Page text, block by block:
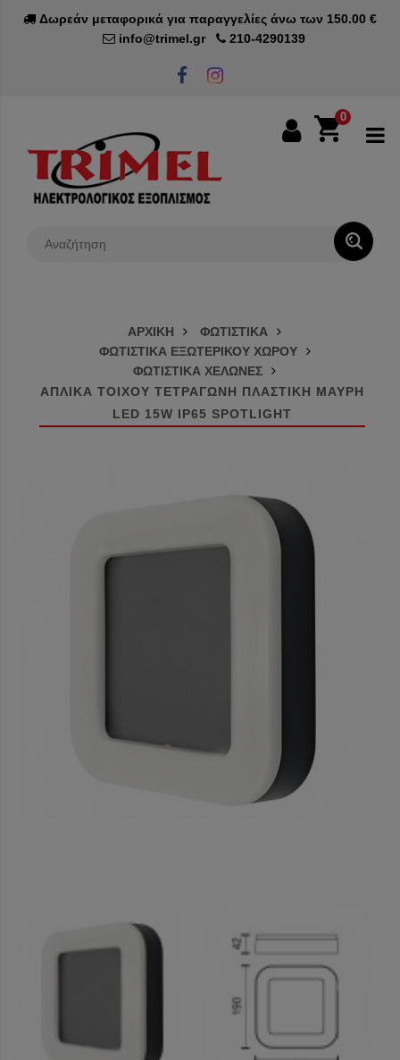
Δωρεάν μεταφορικά για παραγγελίες άνω των 150.00 €
info@trimel.gr
210-4290139
0
ΑΡΧΙΚΗ
ΦΩΤΙΣΤΙΚΑ
ΦΩΤΙΣΤΙΚΑ ΕΞΩΤΕΡΙΚΟΥ ΧΩΡΟΥ
ΦΩΤΙΣΤΙΚΑ ΧΕΛΩΝΕΣ
ΑΠΛΙΚΑ ΤΟΙΧΟΥ ΤΕΤΡΑΓΩΝΗ ΠΛΑΣΤΙΚΗ ΜΑΥΡΗ
LED 15W IP65 SPOTLIGHT